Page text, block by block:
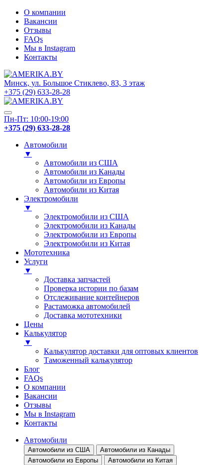
О компании
Вакансии
Отзывы
FAQs
Мы в Instagram
Контакты
Минск, ул. Большое Стиклево, 83, 3 этаж
+375 (29) 633-28-28
Пн-Пт: 10:00-19:00
+375 (29) 633-28-28
Автомобили
▼
Автомобили из США
Автомобили из Канады
Автомобили из Европы
Автомобили из Китая
Электромобили
▼
Электромобили из США
Электромобили из Канады
Электромобили из Европы
Электромобили из Китая
Мототехника
Услуги
▼
Доставка запчастей
Проверка истории по базам
Отслеживание контейнеров
Растаможка автомобилей
Доставка мототехники
Цены
Калькулятор
▼
Калькулятор доставки для оптовых клиентов
Таможенный калькулятор
Блог
FAQs
О компании
Вакансии
Отзывы
Мы в Instagram
Контакты
Автомобили
Автомобили из США
Автомобили из Канады
Автомобили из Европы
Автомобили из Китая